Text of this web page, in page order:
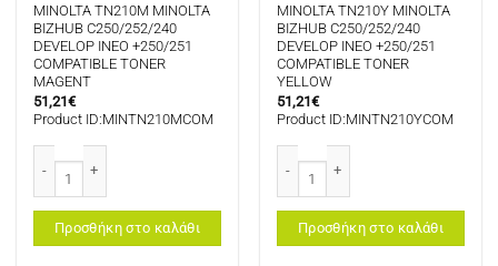
MINOLTA TN210M MINOLTA
BIZHUB C250/252/240
DEVELOP INEO +250/251
COMPATIBLE TONER
MAGENT
51,21€
Product ID:MINTN210MCOM
Προσθήκη στο καλάθι
MINOLTA TN210Y MINOLTA
BIZHUB C250/252/240
DEVELOP INEO +250/251
COMPATIBLE TONER
YELLOW
51,21€
Product ID:MINTN210YCOM
Προσθήκη στο καλάθι